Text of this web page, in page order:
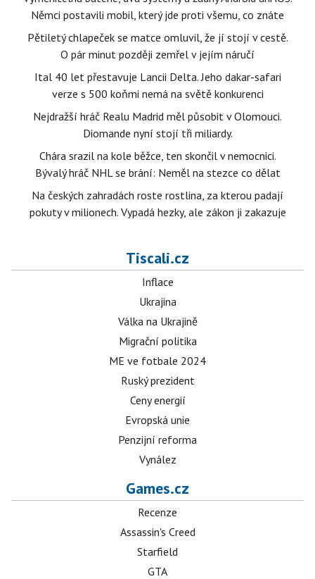
Němci postavili mobil, který jde proti všemu, co znáte
Pětiletý chlapeček se matce omluvil, že jí stojí v cestě.
O pár minut později zemřel v jejím náručí
Ital 40 let přestavuje Lancii Delta. Jeho dakar-safari
verze s 500 koňmi nemá na světě konkurenci
Nejdražší hráč Realu Madrid měl působit v Olomouci.
Diomande nyní stojí tři miliardy.
Chára srazil na kole běžce, ten skončil v nemocnici.
Bývalý hráč NHL se brání: Neměl na stezce co dělat
Na českých zahradách roste rostlina, za kterou padají
pokuty v milionech. Vypadá hezky, ale zákon ji zakazuje
Tiscali.cz
Inflace
Ukrajina
Válka na Ukrajině
Migrační politika
ME ve fotbale 2024
Ruský prezident
Ceny energií
Evropská unie
Penzijní reforma
Vynález
Games.cz
Recenze
Assassin's Creed
Starfield
GTA